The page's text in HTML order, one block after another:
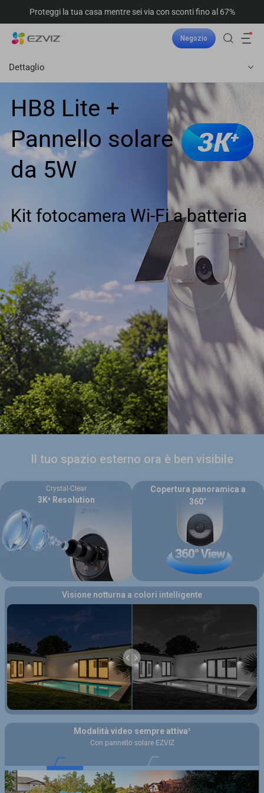
Proteggi la tua casa mentre sei via con sconti fino al 67%
Negozio
Dettaglio
HB8 Lite +
Pannello solare
da 5W
Kit fotocamera Wi-Fi a batteria
Il tuo spazio esterno ora è ben visibile
Crystal-Clear
3K⁺ Resolution
Copertura panoramica a
360°
Visione notturna a colori intelligente
Modalità video sempre attiva¹
Con pannello solare EZVIZ